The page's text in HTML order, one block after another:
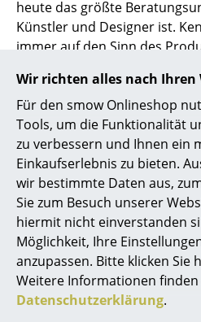
Wir richten alles nach Ihren
Für den smow Onlineshop
Tools, um die Funktionalität
zu verbessern und Ihnen ein
Einkaufserlebnis zu bieten.
wir bestimmte Daten aus,
Sie zum Besuch unserer
hiermit nicht einverstanden
Möglichkeit, Ihre
anzupassen. Bitte klicken Sie
Weitere Informationen
Datenschutzerklärung.
Doppelbetten
Einzelbetten
Stapelbetten
Kinderbetten
Nachttische & Bettzubehör
... alle Betten
Accessoires
Uhren
Spiegel
Figuren & Miniaturen
heute das größte
Künstler und Designer ist.
immer auf den Sinn des
besonders auf das Entwerfen
spezialisiert hat. 2013 wurde
zum Ritter geschlagen.